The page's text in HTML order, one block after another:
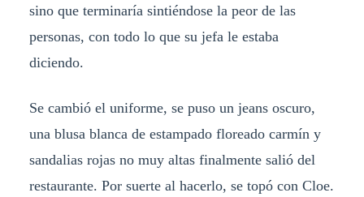
sino que terminaría sintiéndose la peor de las
personas, con todo lo que su jefa le estaba
diciendo.
Se cambió el uniforme, se puso un jeans oscuro,
una blusa blanca de estampado floreado carmín y
sandalias rojas no muy altas finalmente salió del
restaurante. Por suerte al hacerlo, se topó con Cloe.